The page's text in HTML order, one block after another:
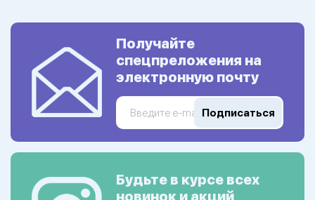
Получайте
спецпреложения на
электронную почту
Подписаться
Будьте в курсе всех
новинок и акций